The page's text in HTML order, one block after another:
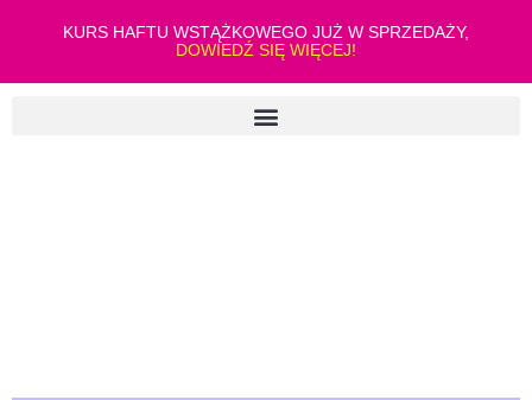
KURS HAFTU WSTĄŻKOWEGO JUŻ W SPRZEDAŻY,
DOWIEDŹ SIĘ WIĘCEJ!